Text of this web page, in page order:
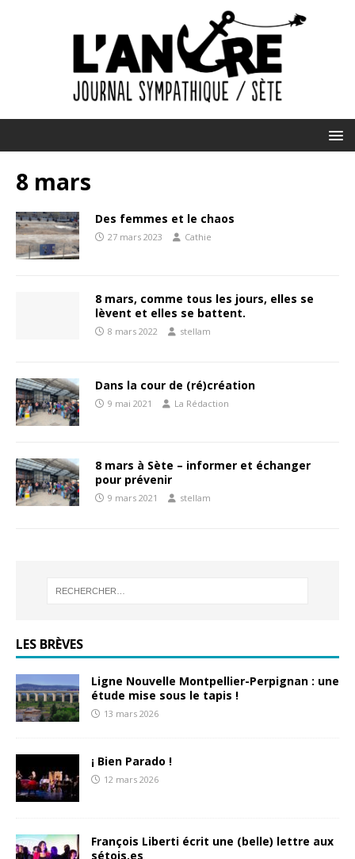
8 mars
Des femmes et le chaos
27 mars 2023 Cathie
8 mars, comme tous les jours, elles se
lèvent et elles se battent.
8 mars 2022 stellam
Dans la cour de (ré)création
9 mai 2021 La Rédaction
8 mars à Sète – informer et échanger
pour prévenir
9 mars 2021 stellam
LES BRÈVES
Ligne Nouvelle Montpellier-Perpignan : une
étude mise sous le tapis !
13 mars 2026
¡ Bien Parado !
12 mars 2026
François Liberti écrit une (belle) lettre aux
sétois.es